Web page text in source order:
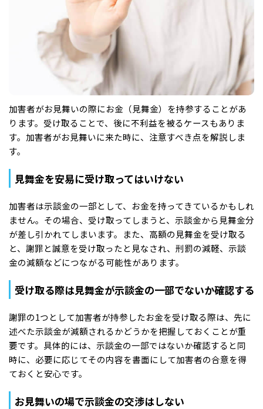
加害者がお見舞いの際にお金（見舞金）を持参することがあ
ります。受け取ることで、後に不利益を被るケースもありま
す。加害者がお見舞いに来た時に、注意すべき点を解説しま
す。
見舞金を安易に受け取ってはいけない
加害者は示談金の一部として、お金を持ってきているかもしれ
ません。その場合、受け取ってしまうと、示談金から見舞金分
が差し引かれてしまいます。また、高額の見舞金を受け取る
と、謝罪と誠意を受け取ったと見なされ、刑罰の減軽、示談
金の減額などにつながる可能性があります。
受け取る際は見舞金が示談金の一部でないか確認する
謝罪の1つとして加害者が持参したお金を受け取る際は、先に
述べた示談金が減額されるかどうかを把握しておくことが重
要です。具体的には、示談金の一部ではないか確認すると同
時に、必要に応じてその内容を書面にして加害者の合意を得
ておくと安心です。
お見舞いの場で示談金の交渉はしない